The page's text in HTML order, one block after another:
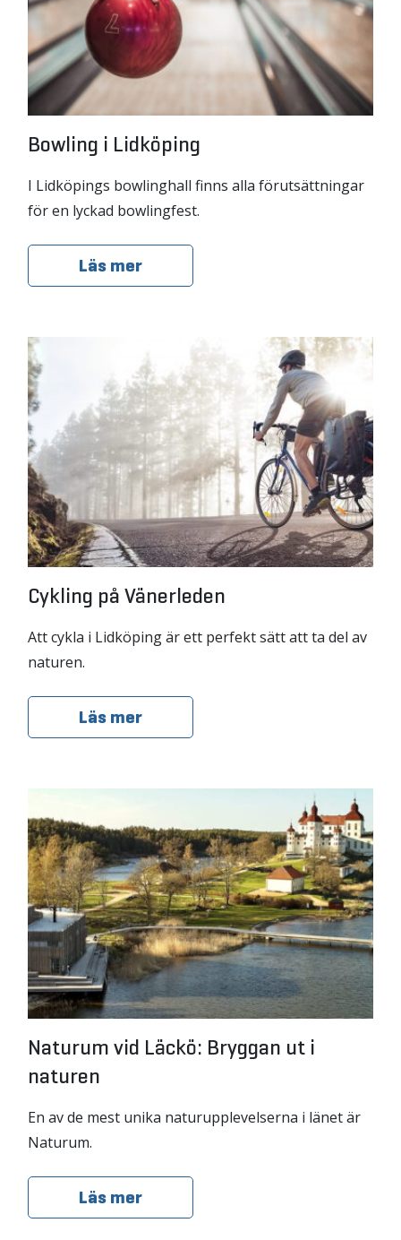
Bowling i Lidköping
I Lidköpings bowlinghall finns alla förutsättningar
för en lyckad bowlingfest.
Läs mer
Cykling på Vänerleden
Att cykla i Lidköping är ett perfekt sätt att ta del av
naturen.
Läs mer
Naturum vid Läckö: Bryggan ut i
naturen
En av de mest unika naturupplevelserna i länet är
Naturum.
Läs mer